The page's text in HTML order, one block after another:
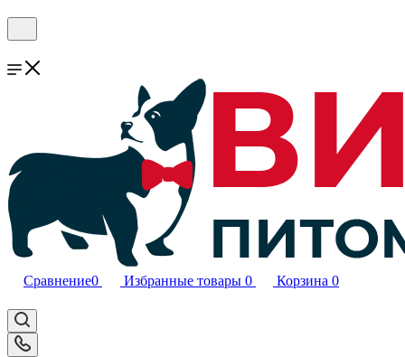
Сравнение0 Избранные товары 0 Корзина 0